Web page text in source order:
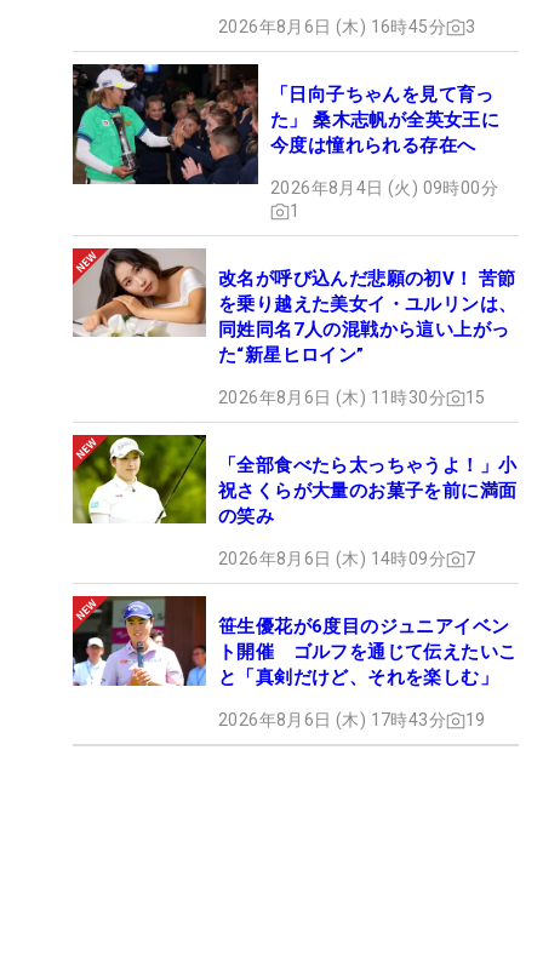
2026年8月6日 (木) 16時45分 3
「日向子ちゃんを見て育っ
た」 桑木志帆が全英女王に
今度は憧れられる存在へ
2026年8月4日 (火) 09時00分
1
改名が呼び込んだ悲願の初V！ 苦節
を乗り越えた美女イ・ユルリンは、
同姓同名7人の混戦から這い上がっ
た“新星ヒロイン”
2026年8月6日 (木) 11時30分 15
「全部食べたら太っちゃうよ！」小
祝さくらが大量のお菓子を前に満面
の笑み
2026年8月6日 (木) 14時09分 7
笹生優花が6度目のジュニアイベン
ト開催 ゴルフを通じて伝えたいこ
と「真剣だけど、それを楽しむ」
2026年8月6日 (木) 17時43分 19